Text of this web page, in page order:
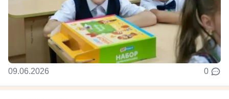
09.06.2026 0